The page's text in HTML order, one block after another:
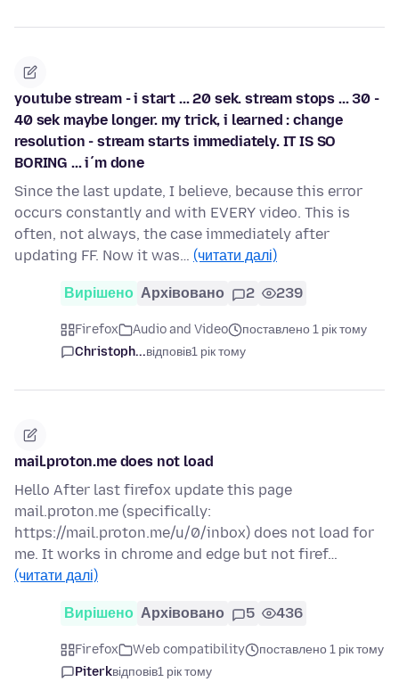
youtube stream - i start ... 20 sek. stream stops ... 30 -
40 sek maybe longer. my trick, i learned : change
resolution - stream starts immediately. IT IS SO
BORING ... i´m done
Since the last update, I believe, because this error
occurs constantly and with EVERY video. This is
often, not always, the case immediately after
updating FF. Now it was… (читати далі)
Вирішено Архівовано 2 239
Firefox Audio and Video
поставлено 1 рік тому
Christoph...відповів1 рік тому
mail.proton.me does not load
Hello After last firefox update this page
mail.proton.me (specifically:
https://mail.proton.me/u/0/inbox) does not load for
me. It works in chrome and edge but not firef…
(читати далі)
Вирішено Архівовано 5 436
Firefox Web compatibility
поставлено 1 рік тому
Piterkвідповів1 рік тому